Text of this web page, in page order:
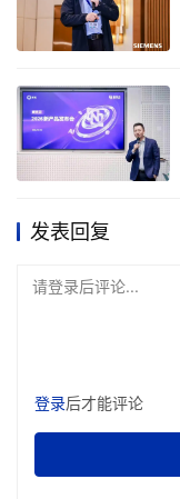
发表回复
请登录后评论...
登录后才能评论